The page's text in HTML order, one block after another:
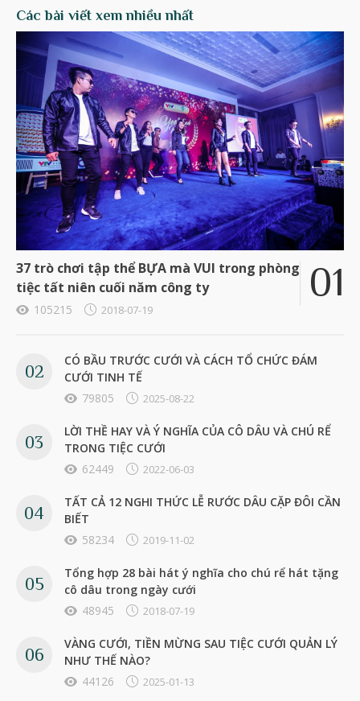
Các bài viết xem nhiều nhất
37 trò chơi tập thể BỰA mà VUI trong phòng
tiệc tất niên cuối năm công ty
105215 2018-07-19
CÓ BẦU TRƯỚC CƯỚI VÀ CÁCH TỔ CHỨC ĐÁM
CƯỚI TINH TẾ
79805
2025-08-22
LỜI THỀ HAY VÀ Ý NGHĨA CỦA CÔ DÂU VÀ CHÚ RỂ
TRONG TIỆC CƯỚI
62449
2022-06-03
TẤT CẢ 12 NGHI THỨC LỄ RƯỚC DÂU CẶP ĐÔI CẦN
BIẾT
58234
2019-11-02
Tổng hợp 28 bài hát ý nghĩa cho chú rể hát tặng
cô dâu trong ngày cưới
48945
2018-07-19
VÀNG CƯỚI, TIỀN MỪNG SAU TIỆC CƯỚI QUẢN LÝ
NHƯ THẾ NÀO?
44126
2025-01-13